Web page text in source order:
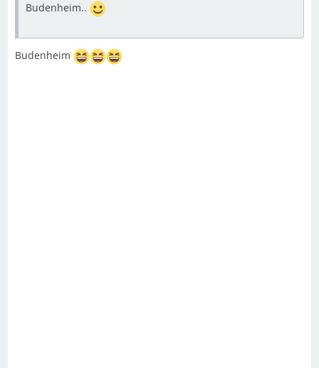
Budenheim..
Budenheim